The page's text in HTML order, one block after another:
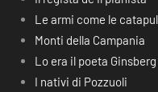
Le armi come le
Monti della Campania
Lo era il poeta Ginsberg
I nativi di Pozzuoli